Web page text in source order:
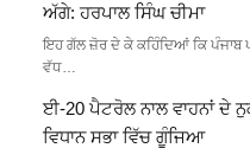
ਅੱਗੇ: ਹਰਪਾਲ ਸਿੰਘ ਚੀਮਾ
ਇਹ ਗੱਲ ਜ਼ੋਰ ਦੇ ਕੇ ਕਹਿੰਦਿਆਂ ਕਿ ਪੰਜਾਬ
ਵੱਧ…
ਈ-20 ਪੈਟਰੋਲ ਨਾਲ ਵਾਹਨਾਂ ਦੇ
ਵਿਧਾਨ ਸਭਾ ਵਿੱਚ ਗੂੰਜਿਆ